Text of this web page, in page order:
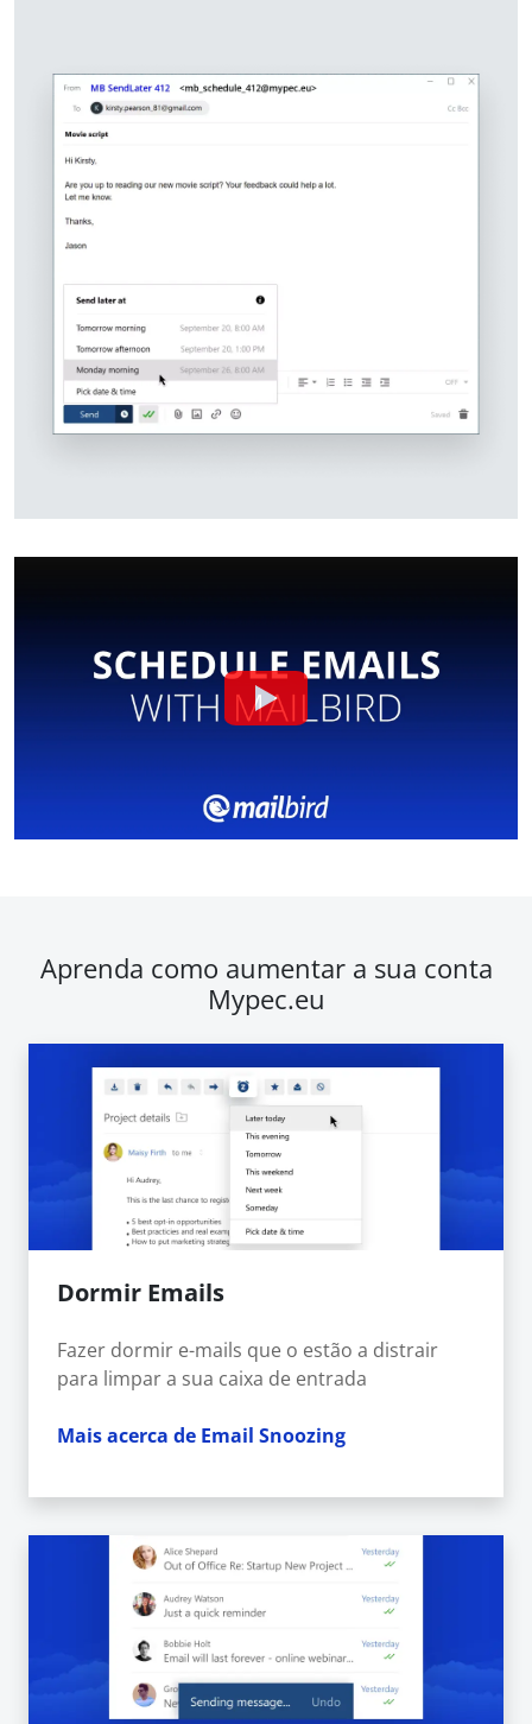
Aprenda como aumentar a sua conta
Mypec.eu
Dormir Emails
Fazer dormir e-mails que o estão a distrair
para limpar a sua caixa de entrada
Mais acerca de Email Snoozing